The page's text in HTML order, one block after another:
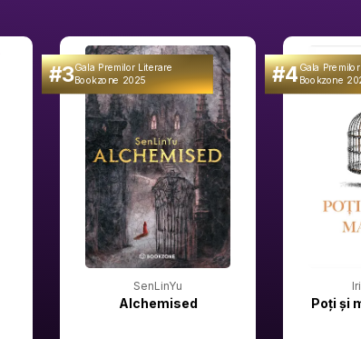
#3Gala Premilor Literare
Bookzone 2025
SenLinYu
Alchemised
#4Gala
Bookzone
Poți și